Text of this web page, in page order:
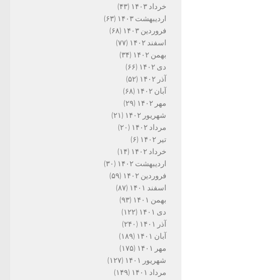
خرداد ۱۴۰۳
(۴۳)
اردیبهشت ۱۴۰۳
(۶۳)
فروردین ۱۴۰۳
(۶۸)
اسفند ۱۴۰۲
(۷۷)
بهمن ۱۴۰۲
(۳۴)
دی ۱۴۰۲
(۶۶)
آذر ۱۴۰۲
(۵۲)
آبان ۱۴۰۲
(۶۸)
مهر ۱۴۰۲
(۲۹)
شهریور ۱۴۰۲
(۲۱)
مرداد ۱۴۰۲
(۲۰)
تیر ۱۴۰۲
(۶)
خرداد ۱۴۰۲
(۱۴)
اردیبهشت ۱۴۰۲
(۳۰)
فروردین ۱۴۰۲
(۵۹)
اسفند ۱۴۰۱
(۸۷)
بهمن ۱۴۰۱
(۹۳)
دی ۱۴۰۱
(۱۲۲)
آذر ۱۴۰۱
(۲۴۰)
آبان ۱۴۰۱
(۱۸۹)
مهر ۱۴۰۱
(۱۷۵)
شهریور ۱۴۰۱
(۱۲۷)
مرداد ۱۴۰۱
(۱۴۹)